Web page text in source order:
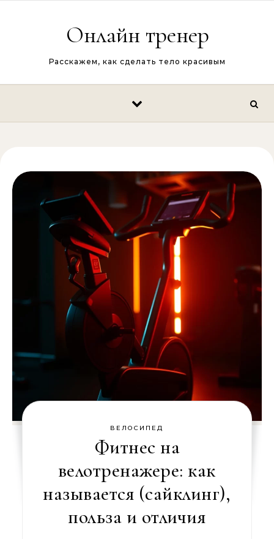
Онлайн тренер
Расскажем, как сделать тело красивым
ВЕЛОСИПЕД
Фитнес на
велотренажере: как
называется (сайклинг),
польза и отличия